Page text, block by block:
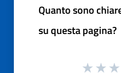
Quanto sono
su questa pagina?